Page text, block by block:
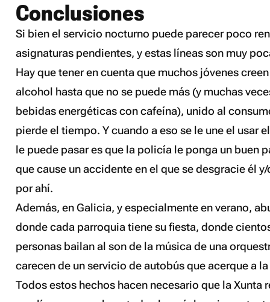
Conclusiones
Si bien el servicio nocturno puede parecer poco
asignaturas pendientes, y estas líneas son muy
Hay que tener en cuenta que muchos jóvenes
alcohol hasta que no se puede más (y muchas
bebidas energéticas con cafeína), unido al
pierde el tiempo. Y cuando a eso se le une el usar
le puede pasar es que la policía le ponga un buen
que cause un accidente en el que se desgracie él
por ahí.
Además, en Galicia, y especialmente en verano,
donde cada parroquia tiene su fiesta, donde
personas bailan al son de la música de una
carecen de un servicio de autobús que acerque a
Todos estos hechos hacen necesario que la Xunta